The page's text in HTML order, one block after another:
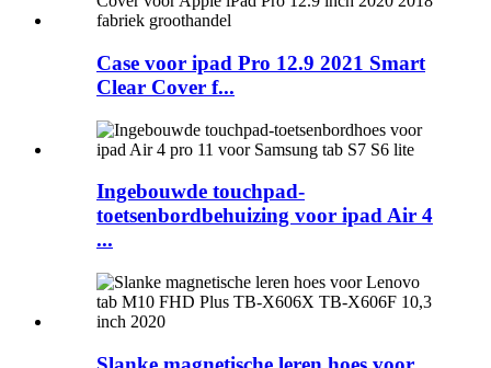
Case voor ipad Pro 12.9 2021 Smart
Clear Cover f...
Ingebouwde touchpad-
toetsenbordbehuizing voor ipad Air 4
...